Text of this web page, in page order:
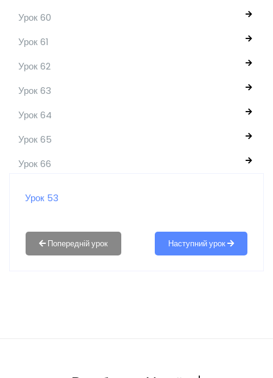
Урок 60
Урок 61
Урок 62
Урок 63
Урок 64
Урок 65
Урок 66
Урок 53
Наступний урок